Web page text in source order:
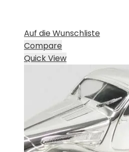
Auf die Wunschliste
Compare
Quick View